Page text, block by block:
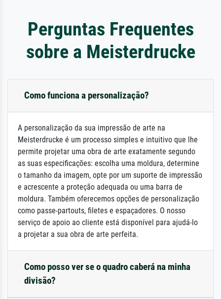
Perguntas Frequentes
sobre a Meisterdrucke
Como funciona a personalização?
A personalização da sua impressão de arte na
Meisterdrucke é um processo simples e intuitivo que lhe
permite projetar uma obra de arte exatamente segundo
as suas especificações: escolha uma moldura, determine
o tamanho da imagem, opte por um suporte de impressão
e acrescente a proteção adequada ou uma barra de
moldura. Também oferecemos opções de personalização
como passe-partouts, filetes e espaçadores. O nosso
serviço de apoio ao cliente está disponível para ajudá-lo
a projetar a sua obra de arte perfeita.
Como posso ver se o quadro caberá na minha
divisão?